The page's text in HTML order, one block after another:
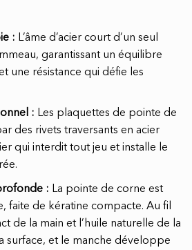
: L’âme d’acier court d’un seul
garantissant un équilibre
une résistance qui défie les
: Les plaquettes de pointe de
des rivets traversants en acier
qui interdit tout jeu et installe le
: La pointe de corne est
faite de kératine compacte. Au fil
de la main et l’huile naturelle de la
surface, et le manche développe